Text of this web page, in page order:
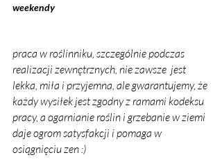
weekendy
praca w roślinniku, szczególnie podczas
realizacji zewnętrznych, nie zawsze  jest
lekka, miła i przyjemna, ale gwarantujemy, że
każdy wysiłek jest zgodny z ramami kodeksu
pracy, a ogarnianie roślin i grzebanie w ziemi
daje ogrom satysfakcji i pomaga w
osiągnięciu zen :)